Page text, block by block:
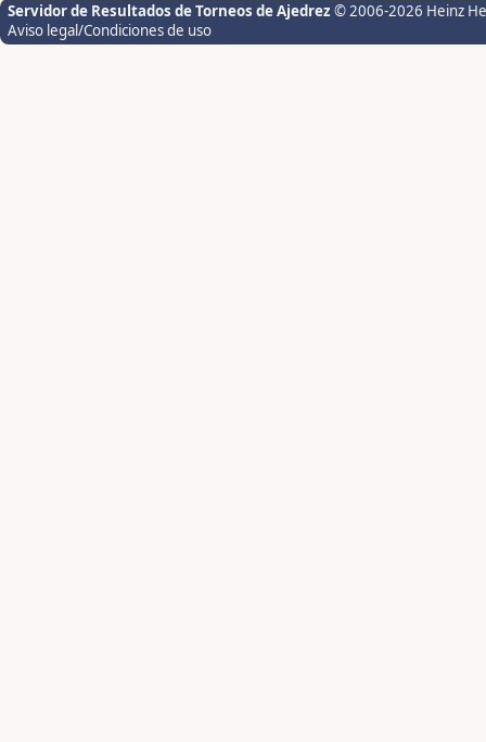
Servidor de Resultados de Torneos de Ajedrez © 2006-2026 Heinz
Aviso legal/Condiciones de uso